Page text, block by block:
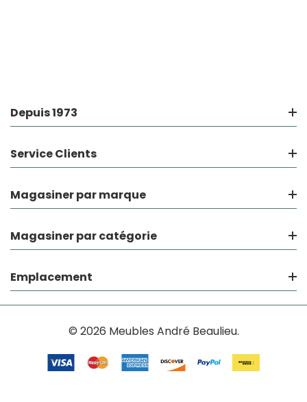
Depuis 1973
Service Clients
Magasiner par marque
Magasiner par catégorie
Emplacement
© 2026 Meubles André Beaulieu.